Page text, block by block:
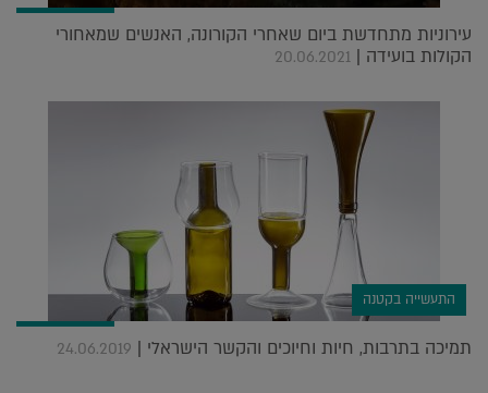
עירוניות מתחדשת ביום שאחרי הקורונה, האנשים שמאחורי
הקולות בועידה | 20.06.2021
התעשייה בקטנה
תמיכה בתרבות, חיות וחיוכים והקשר הישראלי | 24.06.2019